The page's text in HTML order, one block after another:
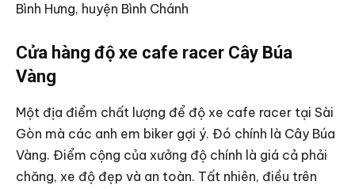
Bình Hưng, huyện Bình Chánh
Cửa hàng độ xe cafe racer Cây Búa
Vàng
Một địa điểm chất lượng để độ xe cafe racer tại Sài
Gòn mà các anh em biker gợi ý. Đó chính là Cây Búa
Vàng. Điểm cộng của xưởng độ chính là giá cả phải
chăng, xe độ đẹp và an toàn. Tất nhiên, điều trên